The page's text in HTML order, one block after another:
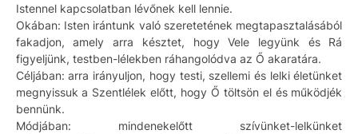
Istennel kapcsolatban lévőnek kell lennie.
Okában: Isten irántunk való szeretetének megtapasztalásából
fakadjon, amely arra késztet, hogy Vele legyünk és Rá
figyeljünk, testben-lélekben ráhangolódva az Ő akaratára.
Céljában: arra irányuljon, hogy testi, szellemi és lelki életünket
megnyissuk a Szentlélek előtt, hogy Ő töltsön el és működjék
bennünk.
Módjában: mindenekelőtt szívünket-lelkünket